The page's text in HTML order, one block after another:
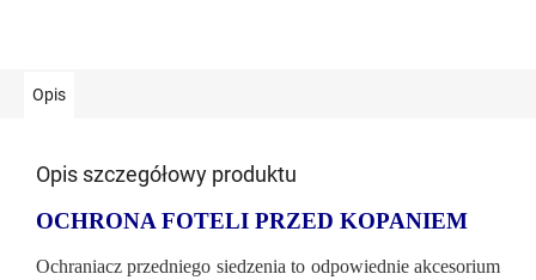
Opis
Opis szczegółowy produktu
OCHRONA FOTELI PRZED KOPANIEM
Ochraniacz przedniego siedzenia to odpowiednie akcesorium